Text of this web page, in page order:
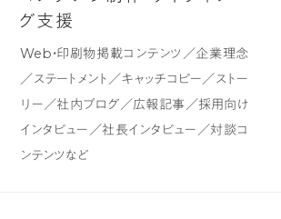
作・
グ支援
Web・印刷物掲載コンテンツ／企業理念
／ステートメント／キャッチコピー／ストー
リー／社内ブログ／広報記事／採用向け
インタビュー／社長インタビュー／対談コ
ンテンツなど